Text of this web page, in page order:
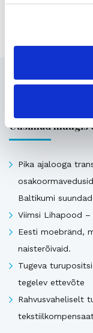
Seotud
Uusimad müügis
Pika ajalooga
Baltikumi
Viimsi Lihapood
Eesti moebränd,
naisterõivaid.
Tugeva
tegelev ettevõte
Rahvusvaheliselt